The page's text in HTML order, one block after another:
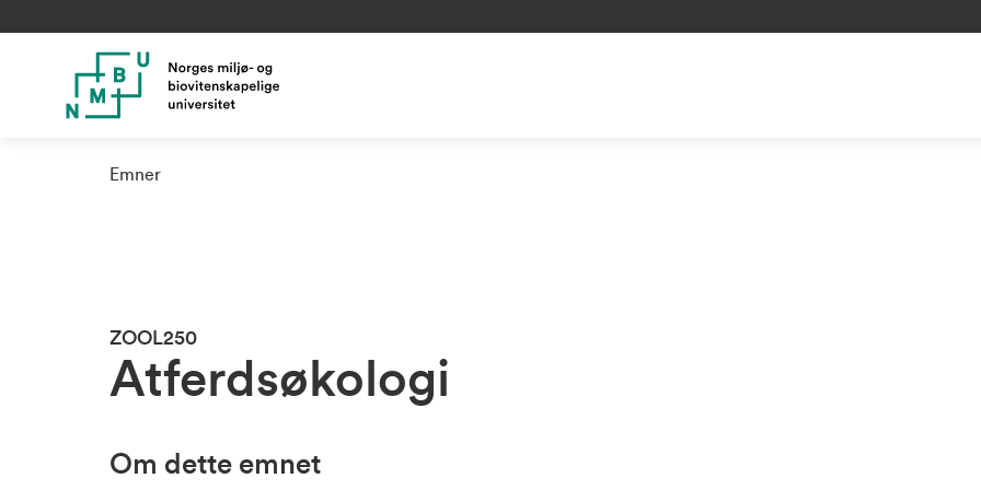
Emner
ZOOL250
Atferdsøkologi
Om dette emnet